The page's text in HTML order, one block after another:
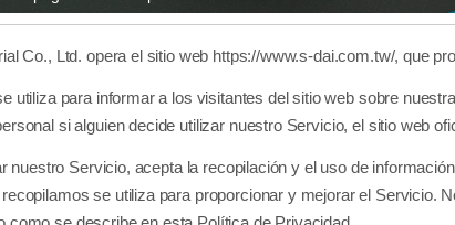
Co., Ltd. opera el sitio web https://www.s-dai.com.tw/, que
utiliza para informar a los visitantes del sitio web sobre
si alguien decide utilizar nuestro Servicio, el sitio web
nuestro Servicio, acepta la recopilación y el uso de
se utiliza para proporcionar y mejorar el Servicio.